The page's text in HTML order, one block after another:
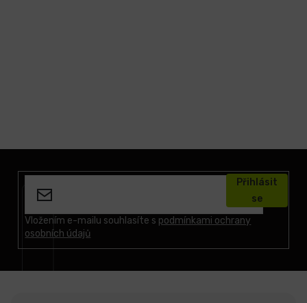
Vložením e-mailu souhlasíte s podmínkami ochrany
osobních údajů
Přihlásit
se